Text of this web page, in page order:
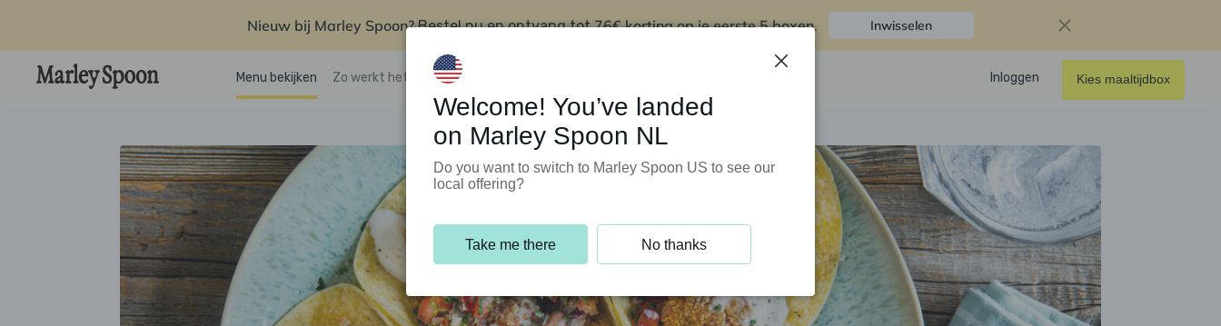
Nieuw bij Marley Spoon?Bestel nu en ontvang tot76€ korting op je eerste 5 boxen. Inwisselen
Menu bekijken Zo werkt het Klantenservice Inloggen Kies maaltijdbox
Welcome! You’ve landed
on Marley Spoon NL
Do you want to switch to Marley Spoon US to see our
local offering?
Take me there No thanks